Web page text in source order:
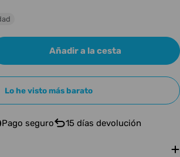
para Mooer GE 100
cantidad para Mooer GE 100
Añadir a la cesta
Lo he visto más barato
Pago seguro 15 días devolución